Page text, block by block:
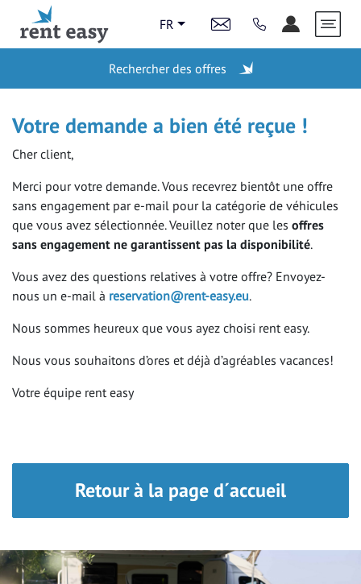
Rechercher des offres
FR
OFFRES SPÉCIALES
OFFRES DE DERNIÈRE MINUTE
CAMPING-CARS ET FOURGONS
Au sujet de rent easy
Online Check in
Votre demande a bien été reçue !
Cher client,
Merci pour votre demande. Vous recevrez bientôt une offre
sans engagement par e-mail pour la catégorie de véhicules
que vous avez sélectionnée. Veuillez noter que les offres
sans engagement ne garantissent pas la disponibilité.
Vous avez des questions relatives à votre offre? Envoyez-
nous un e-mail à reservation@rent-easy.eu.
Nous sommes heureux que vous ayez choisi rent easy.
Nous vous souhaitons d’ores et déjà d’agréables vacances!
Votre équipe rent easy
Retour à la page d´accueil